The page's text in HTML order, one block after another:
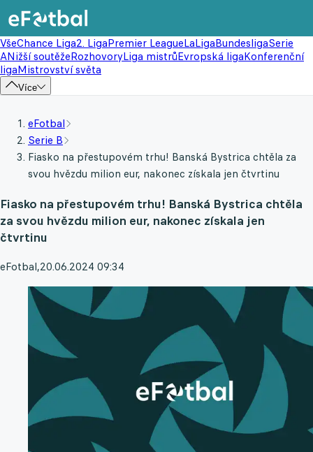
VšeChance Liga2. LigaPremier LeagueLaLigaBundesligaSerie
ANižší soutěžeRozhovoryLiga mistrůEvropská ligaKonferenční
ligaMistrovství světa
Více
eFotbal
Serie B
Fiasko na přestupovém trhu! Banská Bystrica chtěla za
svou hvězdu milion eur, nakonec získala jen čtvrtinu
Fiasko na přestupovém trhu! Banská Bystrica chtěla
za svou hvězdu milion eur, nakonec získala jen
čtvrtinu
eFotbal,20.06.2024 09:34